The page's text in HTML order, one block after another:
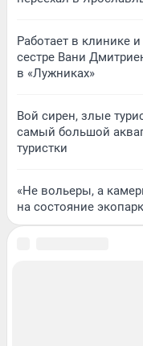
Работает в клинике
сестре Вани
в «Лужниках»
Вой сирен, злые
самый большой
туристки
«Не вольеры, а
на состояние